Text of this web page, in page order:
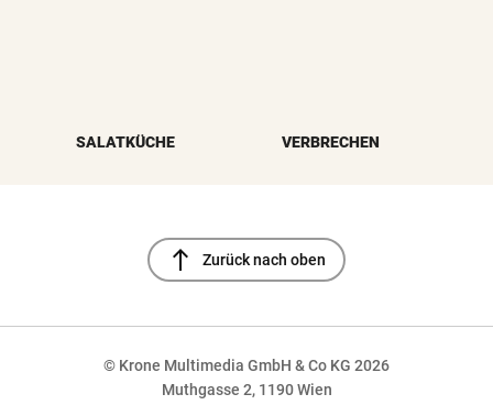
SALATKÜCHE VERBRECHEN
north Zurück nach oben
© Krone Multimedia GmbH & Co KG 2026
Muthgasse 2, 1190 Wien